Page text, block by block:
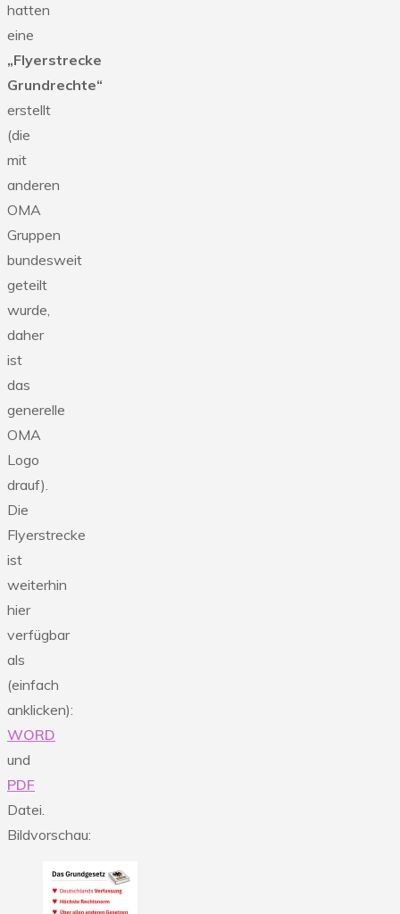
hatten
eine
„Flyerstrecke
Grundrechte“
erstellt
(die
mit
anderen
OMA
Gruppen
bundesweit
geteilt
wurde,
daher
ist
das
generelle
OMA
Logo
drauf).
Die
Flyerstrecke
ist
weiterhin
hier
verfügbar
als
(einfach
anklicken):
WORD
und
PDF
Datei.
Bildvorschau: